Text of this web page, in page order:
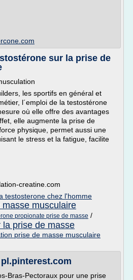
sur la prise de
les sportifs en général et
l´emploi de la testostérone
où elle offre des avantages
elle augmente la prise de
physique, permet aussi une
le stress et la fatigue, facilite
creatine.com
testosterone chez l'homme
masse musculaire
propionate prise de masse /
la prise de masse
prise de masse musculaire
Bras-Pectoraux pour une prise